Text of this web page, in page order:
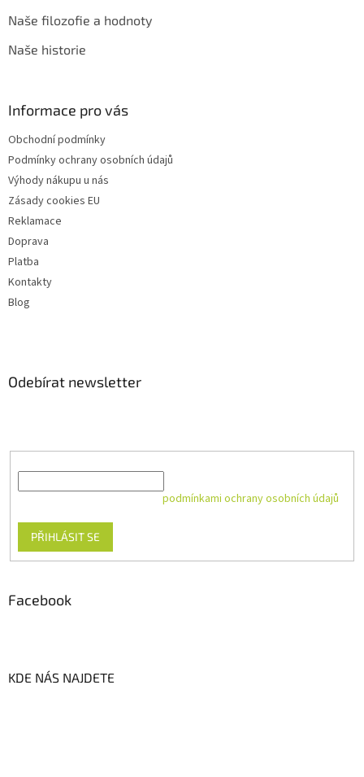
Naše filozofie a hodnoty
Naše historie
Informace pro vás
Obchodní podmínky
Podmínky ochrany osobních údajů
Výhody nákupu u nás
Zásady cookies EU
Reklamace
Doprava
Platba
Kontakty
Blog
Odebírat newsletter
podmínkami ochrany osobních údajů
PŘIHLÁSIT SE
Facebook
KDE NÁS NAJDETE